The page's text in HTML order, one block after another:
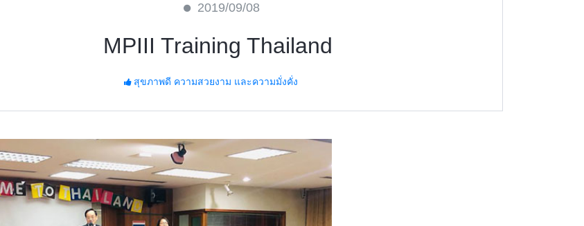
2019/09/08
MPIII Training Thailand
สุขภาพดี ความสวยงาม และความมั่งคั่ง